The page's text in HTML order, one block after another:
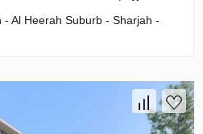
- Al Heerah Suburb - Sharjah -